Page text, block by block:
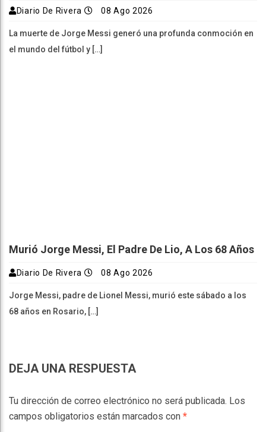
Diario De Rivera 08 Ago 2026
La muerte de Jorge Messi generó una profunda conmoción en
el mundo del fútbol y […]
Murió Jorge Messi, El Padre De Lio, A Los 68 Años
Diario De Rivera 08 Ago 2026
Jorge Messi, padre de Lionel Messi, murió este sábado a los
68 años en Rosario, […]
DEJA UNA RESPUESTA
Tu dirección de correo electrónico no será publicada. Los
campos obligatorios están marcados con *